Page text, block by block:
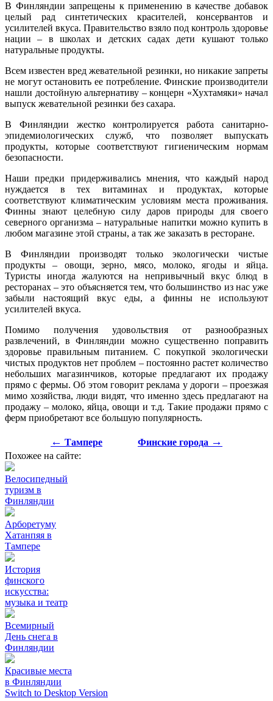
В Финляндии запрещены к применению в качестве добавок
целый рад синтетических красителей, консервантов и
усилителей вкуса. Правительство взяло под контроль здоровье
нации – в школах и детских садах дети кушают только
натуральные продукты.
Всем известен вред жевательной резинки, но никакие запреты
не могут остановить ее потребление. Финские производители
нашли достойную альтернативу – концерн «Хухтамяки» начал
выпуск жевательной резинки без сахара.
В Финляндии жестко контролируется работа санитарно-
эпидемиологических служб, что позволяет выпускать
продукты, которые соответствуют гигиеническим нормам
безопасности.
Наши предки придерживались мнения, что каждый народ
нуждается в тех витаминах и продуктах, которые
соответствуют климатическим условиям места проживания.
Финны знают целебную силу даров природы для своего
северного организма – натуральные напитки можно купить в
любом магазине этой страны, а так же заказать в ресторане.
В Финляндии производят только экологически чистые
продукты – овощи, зерно, мясо, молоко, ягоды и яйца.
Туристы иногда жалуются на непривычный вкус блюд в
ресторанах – это объясняется тем, что большинство из нас уже
забыли настоящий вкус еды, а финны не используют
усилителей вкуса.
Помимо получения удовольствия от разнообразных
развлечений, в Финляндии можно существенно поправить
здоровье правильным питанием. С покупкой экологически
чистых продуктов нет проблем – постоянно растет количество
небольших магазинчиков, которые предлагают их продажу
прямо с фермы. Об этом говорит реклама у дороги – проезжая
мимо хозяйства, люди видят, что именно здесь предлагают на
продажу – молоко, яйца, овощи и т.д. Такие продажи прямо с
ферм приобретают все большую популярность.
← Тампере Финские города →
Похожее на сайте:
Велосипедный
туризм в
Финляндии
Арборетуму
Хатанпяя в
Тампере
История
финского
искусства:
музыка и театр
Всемирный
День снега в
Финляндии
Красивые места
в Финляндии
Switch to Desktop Version